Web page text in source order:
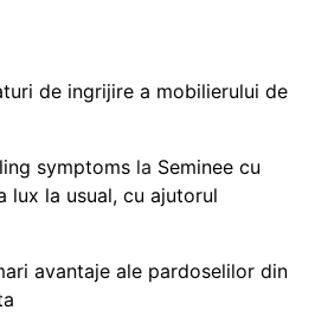
de ingrijire a mobilierului de
symptoms la Seminee cu
lux la usual, cu ajutorul
avantaje ale pardoselilor din